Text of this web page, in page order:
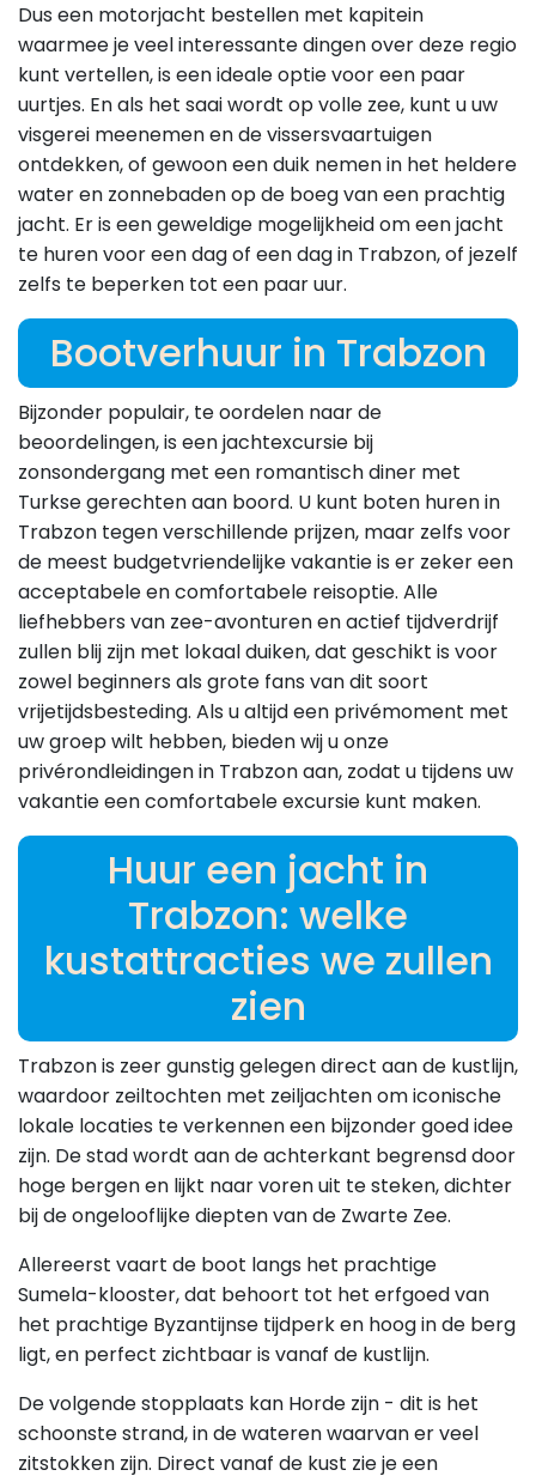
Dus een motorjacht bestellen met kapitein
waarmee je veel interessante dingen over deze regio
kunt vertellen, is een ideale optie voor een paar
uurtjes. En als het saai wordt op volle zee, kunt u uw
visgerei meenemen en de vissersvaartuigen
ontdekken, of gewoon een duik nemen in het heldere
water en zonnebaden op de boeg van een prachtig
jacht. Er is een geweldige mogelijkheid om een jacht
te huren voor een dag of een dag in Trabzon, of jezelf
zelfs te beperken tot een paar uur.
Bootverhuur in Trabzon
Bijzonder populair, te oordelen naar de
beoordelingen, is een jachtexcursie bij
zonsondergang met een romantisch diner met
Turkse gerechten aan boord. U kunt boten huren in
Trabzon tegen verschillende prijzen, maar zelfs voor
de meest budgetvriendelijke vakantie is er zeker een
acceptabele en comfortabele reisoptie. Alle
liefhebbers van zee-avonturen en actief tijdverdrijf
zullen blij zijn met lokaal duiken, dat geschikt is voor
zowel beginners als grote fans van dit soort
vrijetijdsbesteding. Als u altijd een privémoment met
uw groep wilt hebben, bieden wij u onze
privérondleidingen in Trabzon aan, zodat u tijdens uw
vakantie een comfortabele excursie kunt maken.
Huur een jacht in
Trabzon: welke
kustattracties we zullen
zien
Trabzon is zeer gunstig gelegen direct aan de kustlijn,
waardoor zeiltochten met zeiljachten om iconische
lokale locaties te verkennen een bijzonder goed idee
zijn. De stad wordt aan de achterkant begrensd door
hoge bergen en lijkt naar voren uit te steken, dichter
bij de ongelooflijke diepten van de Zwarte Zee.
Allereerst vaart de boot langs het prachtige
Sumela-klooster, dat behoort tot het erfgoed van
het prachtige Byzantijnse tijdperk en hoog in de berg
ligt, en perfect zichtbaar is vanaf de kustlijn.
De volgende stopplaats kan Horde zijn - dit is het
schoonste strand, in de wateren waarvan er veel
zitstokken zijn. Direct vanaf de kust zie je een